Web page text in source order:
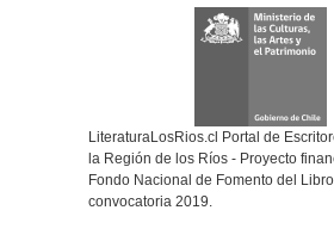
LiteraturaLosRios.cl Portal de
la Región de los Ríos - Proyecto
Fondo Nacional de Fomento del
convocatoria 2019.